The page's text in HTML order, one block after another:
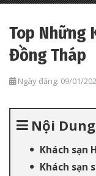
Top Những
Đồng Tháp
Ngày đăng: 09/01/
Nội Dung
Khách sạn
Khách sạn